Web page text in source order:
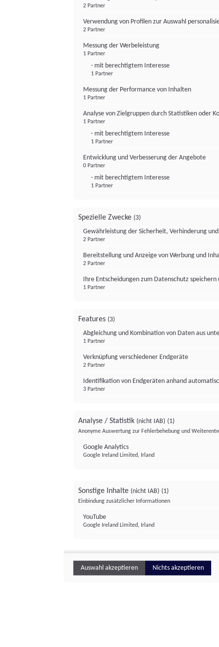
2 Partner
Verwendung von Profilen zur Auswahl
2 Partner
Messung der Werbeleistung
1 Partner
- mit berechtigtem Interesse
1 Partner
Messung der Performance von Inhalten
1 Partner
Analyse von Zielgruppen durch Statistiken oder
1 Partner
- mit berechtigtem Interesse
1 Partner
Entwicklung und Verbesserung der Angebote
0 Partner
- mit berechtigtem Interesse
1 Partner
Spezielle Zwecke (3)
Gewährleistung der Sicherheit, Verhinderung
2 Partner
Bereitstellung und Anzeige von Werbung und
2 Partner
Ihre Entscheidungen zum Datenschutz
1 Partner
Features (3)
Abgleichung und Kombination von Daten aus
1 Partner
Verknüpfung verschiedener Endgeräte
2 Partner
Identifikation von Endgeräten anhand
3 Partner
Analyse / Statistik (nicht IAB) (1)
Anonyme Auswertung zur Fehlerbehebung und
Google Analytics
Google Ireland Limited, Irland
Sonstige Inhalte (nicht IAB) (1)
Einbindung zusätzlicher Informationen
YouTube
Google Ireland Limited, Irland
Auswahl akzeptieren Nichts akzeptieren